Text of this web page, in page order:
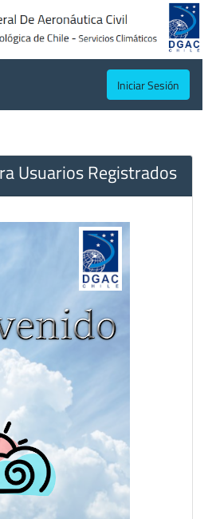
Iniciar Sesión
Usuarios Registrados